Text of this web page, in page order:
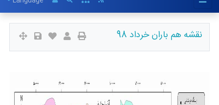
نقشه هم باران خرداد 98